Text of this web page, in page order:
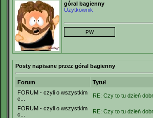
góral bagienny
Użytkownik
Posty napisane przez góral bagienny
Forum
Tytuł
FORUM - czyli o wszystkim
c...
RE: Czy to tu dzień
FORUM - czyli o wszystkim
c...
RE: Czy to tu dzień